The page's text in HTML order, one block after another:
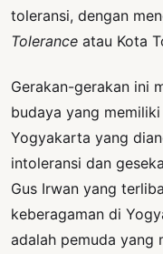
toleransi, dengan
Tolerance atau Kota
Gerakan-gerakan ini
budaya yang
Yogyakarta yang
intoleransi dan
Gus Irwan yang
keberagaman di
adalah pemuda yang